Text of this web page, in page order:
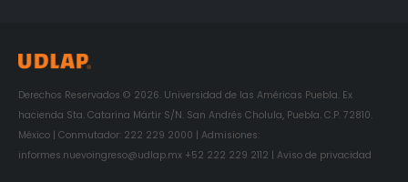
Derechos Reservados © 2026. Universidad de las Américas Puebla. Ex
hacienda Sta. Catarina Mártir S/N. San Andrés Cholula, Puebla. C.P. 72810.
México | Conmutador: 222 229 2000 | Admisiones:
informes.nuevoingreso@udlap.mx +52 222 229 2112 | Aviso de privacidad